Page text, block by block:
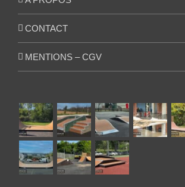
CONTACT
MENTIONS – CGV